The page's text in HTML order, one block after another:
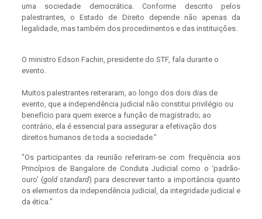
uma sociedade democrática. Conforme descrito pelos
palestrantes, o Estado de Direito depende não apenas da
legalidade, mas também dos procedimentos e das instituições.
O ministro Edson Fachin, presidente do STF, fala durante o
evento.
Muitos palestrantes reiteraram, ao longo dos dois dias de
evento, que a independência judicial não constitui privilégio ou
benefício para quem exerce a função de magistrado; ao
contrário, ela é essencial para assegurar a efetivação dos
direitos humanos de toda a sociedade."
"Os participantes da reunião referiram-se com frequência aos
Princípios de Bangalore de Conduta Judicial como o ‘padrão-
ouro’ (gold standard) para descrever tanto a importância quanto
os elementos da independência judicial, da integridade judicial e
da ética."